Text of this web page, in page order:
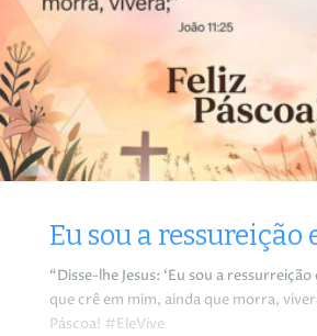
Eu sou a ressureição
“Disse-lhe Jesus: ‘Eu sou a
que crê em mim, ainda que morra,
Páscoa! #EleVive